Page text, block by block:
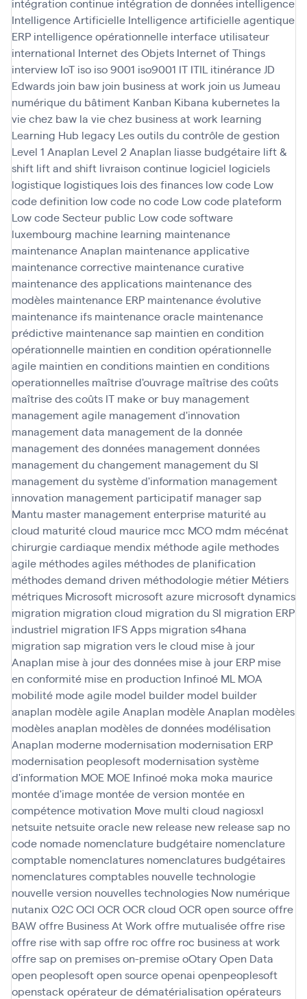
intégration continue intégration de données intelligence
Intelligence Artificielle Intelligence artificielle agentique
ERP intelligence opérationnelle interface utilisateur
international Internet des Objets Internet of Things
interview IoT iso iso 9001 iso9001 IT ITIL itinérance JD
Edwards join baw join business at work join us Jumeau
numérique du bâtiment Kanban Kibana kubernetes la
vie chez baw la vie chez business at work learning
Learning Hub legacy Les outils du contrôle de gestion
Level 1 Anaplan Level 2 Anaplan liasse budgétaire lift &
shift lift and shift livraison continue logiciel logiciels
logistique logistiques lois des finances low code Low
code definition low code no code Low code plateform
Low code Secteur public Low code software
luxembourg machine learning maintenance
maintenance Anaplan maintenance applicative
maintenance corrective maintenance curative
maintenance des applications maintenance des
modèles maintenance ERP maintenance évolutive
maintenance ifs maintenance oracle maintenance
prédictive maintenance sap maintien en condition
opérationnelle maintien en condition opérationnelle
agile maintien en conditions maintien en conditions
operationnelles maîtrise d'ouvrage maîtrise des coûts
maîtrise des coûts IT make or buy management
management agile management d'innovation
management data management de la donnée
management des données management données
management du changement management du SI
management du système d'information management
innovation management participatif manager sap
Mantu master management enterprise maturité au
cloud maturité cloud maurice mcc MCO mdm mécénat
chirurgie cardiaque mendix méthode agile methodes
agile méthodes agiles méthodes de planification
méthodes demand driven méthodologie métier Métiers
métriques Microsoft microsoft azure microsoft dynamics
migration migration cloud migration du SI migration ERP
industriel migration IFS Apps migration s4hana
migration sap migration vers le cloud mise à jour
Anaplan mise à jour des données mise à jour ERP mise
en conformité mise en production Infinoé ML MOA
mobilité mode agile model builder model builder
anaplan modèle agile Anaplan modèle Anaplan modèles
modèles anaplan modèles de données modélisation
Anaplan moderne modernisation modernisation ERP
modernisation peoplesoft modernisation système
d'information MOE MOE Infinoé moka moka maurice
montée d'image montée de version montée en
compétence motivation Move multi cloud nagiosxl
netsuite netsuite oracle new release new release sap no
code nomade nomenclature budgétaire nomenclature
comptable nomenclatures nomenclatures budgétaires
nomenclatures comptables nouvelle technologie
nouvelle version nouvelles technologies Now numérique
nutanix O2COCI OCR OCR cloud OCR open sourceoffre
BAWoffre Business At Work offre mutualiséeoffre rise
offre rise with sap offre roc offre roc business at work
offre sap on premiseson-premiseoOtaryOpen Data
open peoplesoftopen sourceopenai openpeoplesoft
openstack opérateur de dématérialisation opérateurs